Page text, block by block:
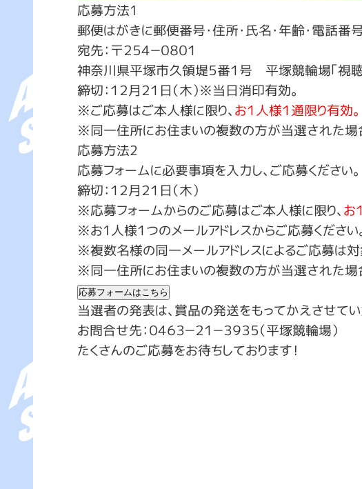
応募方法1
郵便はがきに郵便番号・住所・氏名・年齢・電話番
宛先：〒２５４－０８０１
神奈川県平塚市久領堤５番１号 平塚競輪場｢視
締切：１２月２１日（木）※当日消印有効。
※ご応募はご本人様に限り、お１人様１通限り有効。
※同一住所にお住まいの複数の方が当選された場
応募方法2
応募フォームに必要事項を入力し、ご応募ください。
締切：１２月２１日（木）
※応募フォームからのご応募はご本人様に限り、お
※お1人様１つのメールアドレスからご応募ください
※複数名様の同一メールアドレスによるご応募は対
※同一住所にお住まいの複数の方が当選された場
応募フォームはこちら
当選者の発表は、賞品の発送をもってかえさせてい
お問合せ先：０４６３－２１－３９３５（平塚競輪場）
たくさんのご応募をお待ちしております！